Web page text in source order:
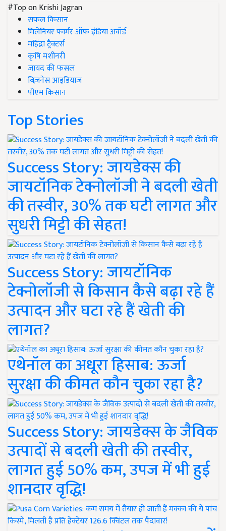
#Top on Krishi Jagran
सफल किसान
मिलेनियर फार्मर ऑफ इंडिया अवॉर्ड
महिंद्रा ट्रैक्टर्स
कृषि मशीनरी
जायद की फसल
बिज़नेस आइडियाज
पीएम किसान
Top Stories
Success Story: जायडेक्स की
जायटॉनिक टेक्नोलॉजी ने बदली खेती
की तस्वीर, 30% तक घटी लागत और
सुधरी मिट्टी की सेहत!
Success Story: जायटॉनिक
टेक्नोलॉजी से किसान कैसे बढ़ा रहे हैं
उत्पादन और घटा रहे हैं खेती की
लागत?
एथेनॉल का अधूरा हिसाब: ऊर्जा
सुरक्षा की कीमत कौन चुका रहा है?
Success Story: जायडेक्स के जैविक
उत्पादों से बदली खेती की तस्वीर,
लागत हुई 50% कम, उपज में भी हुई
शानदार वृद्धि!